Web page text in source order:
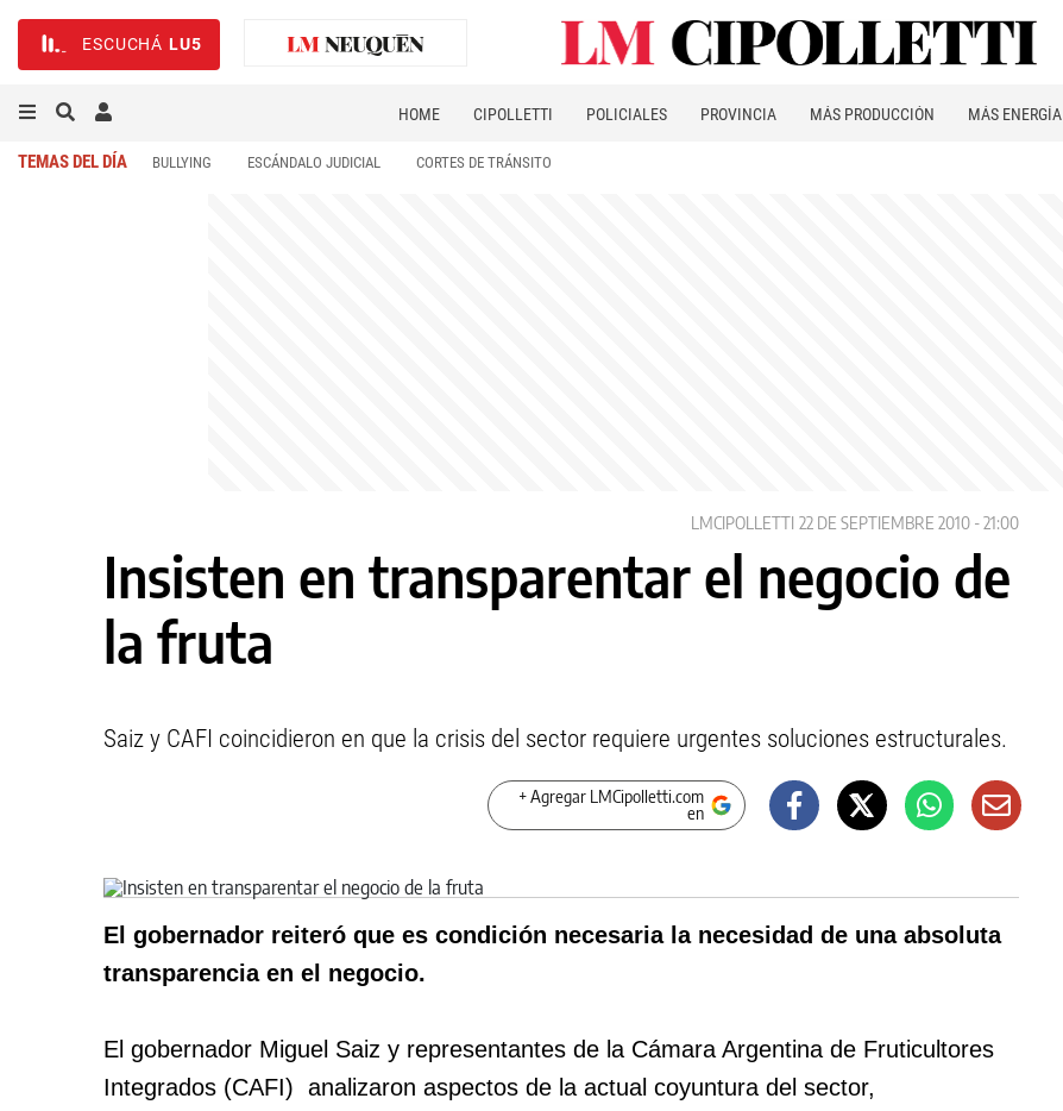
ESCUCHÁ LU5
HOME CIPOLLETTI POLICIALES PROVINCIA MÁS PRODUCCIÓN MÁS ENERGÍA
TEMAS DEL DÍA BULLYING ESCÁNDALO JUDICIAL CORTES DE TRÁNSITO
LMCIPOLLETTI 22 DE SEPTIEMBRE 2010 - 21:00
Insisten en transparentar el negocio de
la fruta
Saiz y CAFI coincidieron en que la crisis del sector requiere urgentes soluciones estructurales.
+ Agregar LMCipolletti.com
en
El gobernador reiteró que es condición necesaria la necesidad de una absoluta
transparencia en el negocio.
El gobernador Miguel Saiz y representantes de la Cámara Argentina de Fruticultores
Integrados (CAFI) analizaron aspectos de la actual coyuntura del sector,